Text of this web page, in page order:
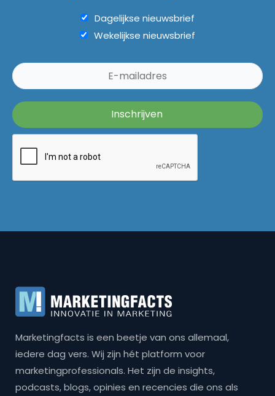
Dagelijkse nieuwsbrief
Wekelijkse nieuwsbrief
Marketingfacts is een beetje van ons allemaal,
iedere dag vers. Wij zijn hét platform voor
marketingprofessionals. Het zijn de insights,
podcasts, blogs, opinies en recencies die ons als